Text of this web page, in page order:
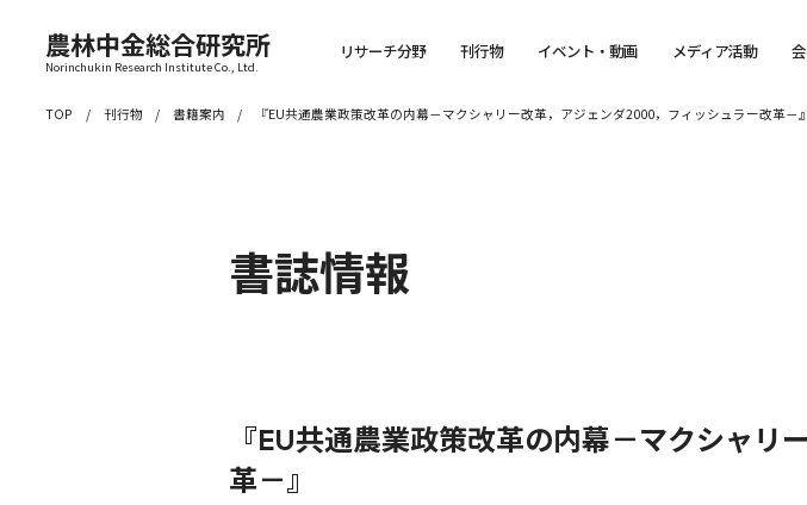
農林中金総合研究所
Norinchukin Research Institute Co., Ltd.
リサーチ分野 刊行物 イベント・動画 メディア活動
TOP 刊行物 書籍案内 『EU共通農業政策改革の内幕－マクシャリー改革，アジェンダ2000，フィッシュラー改革－』
書誌情報
『EU共通農業政策改革の内幕－マクシャ
革－』